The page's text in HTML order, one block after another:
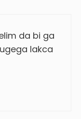
da bi ga
lakca